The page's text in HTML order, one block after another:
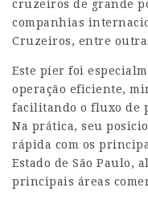
cruzeiros de grande
companhias
Cruzeiros, entre
Este píer foi
operação eficiente,
facilitando o fluxo de
Na prática, seu
rápida com os
Estado de São Paulo,
principais áreas